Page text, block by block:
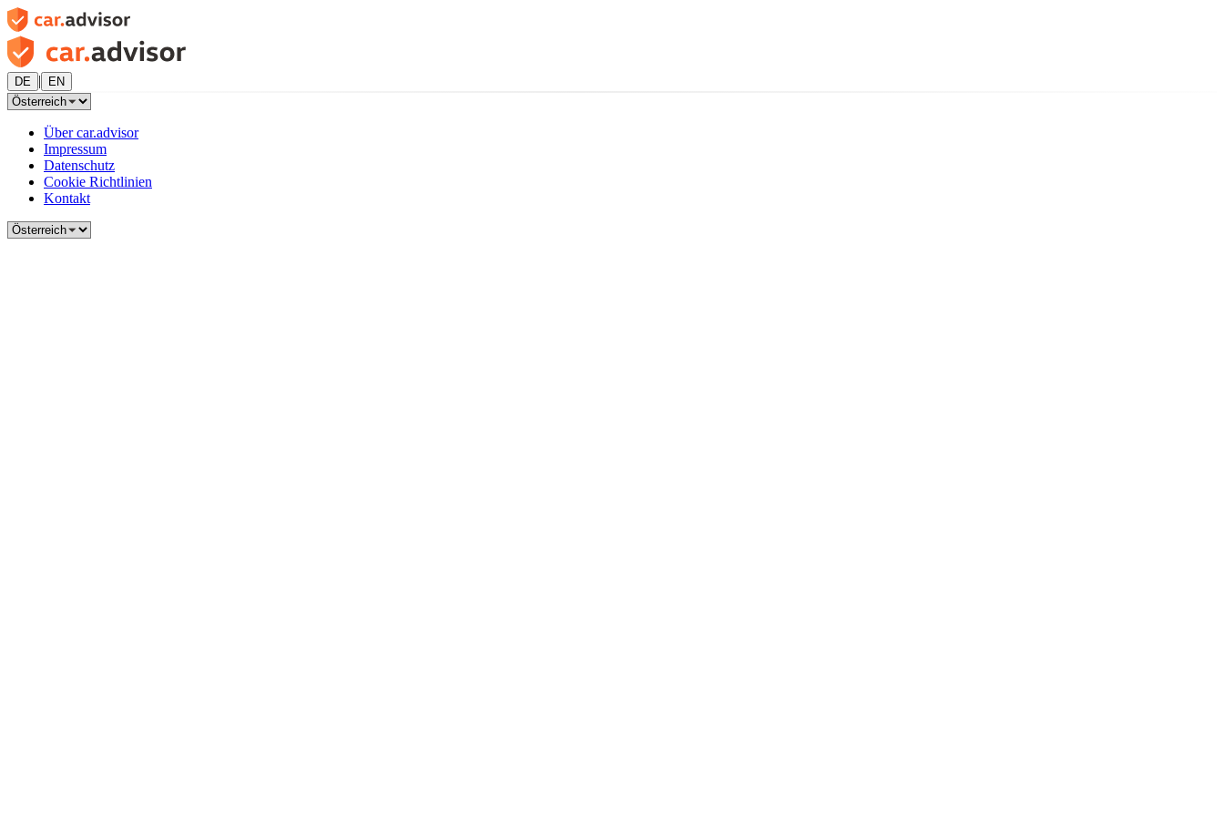
DE | EN
Über car.advisor
Impressum
Datenschutz
Cookie Richtlinien
Kontakt